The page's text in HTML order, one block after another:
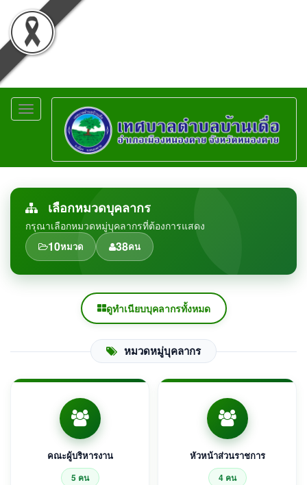
Toggle
navigation
เลือกหมวดบุคลากร
กรุณาเลือกหมวดหมู่บุคลากรที่ต้องการแสดง
10หมวด 38คน
ดูทำเนียบบุคลากรทั้งหมด
หมวดหมู่บุคลากร
คณะผู้บริหารงาน
5 คน
หัวหน้าส่วนราชการ
4 คน